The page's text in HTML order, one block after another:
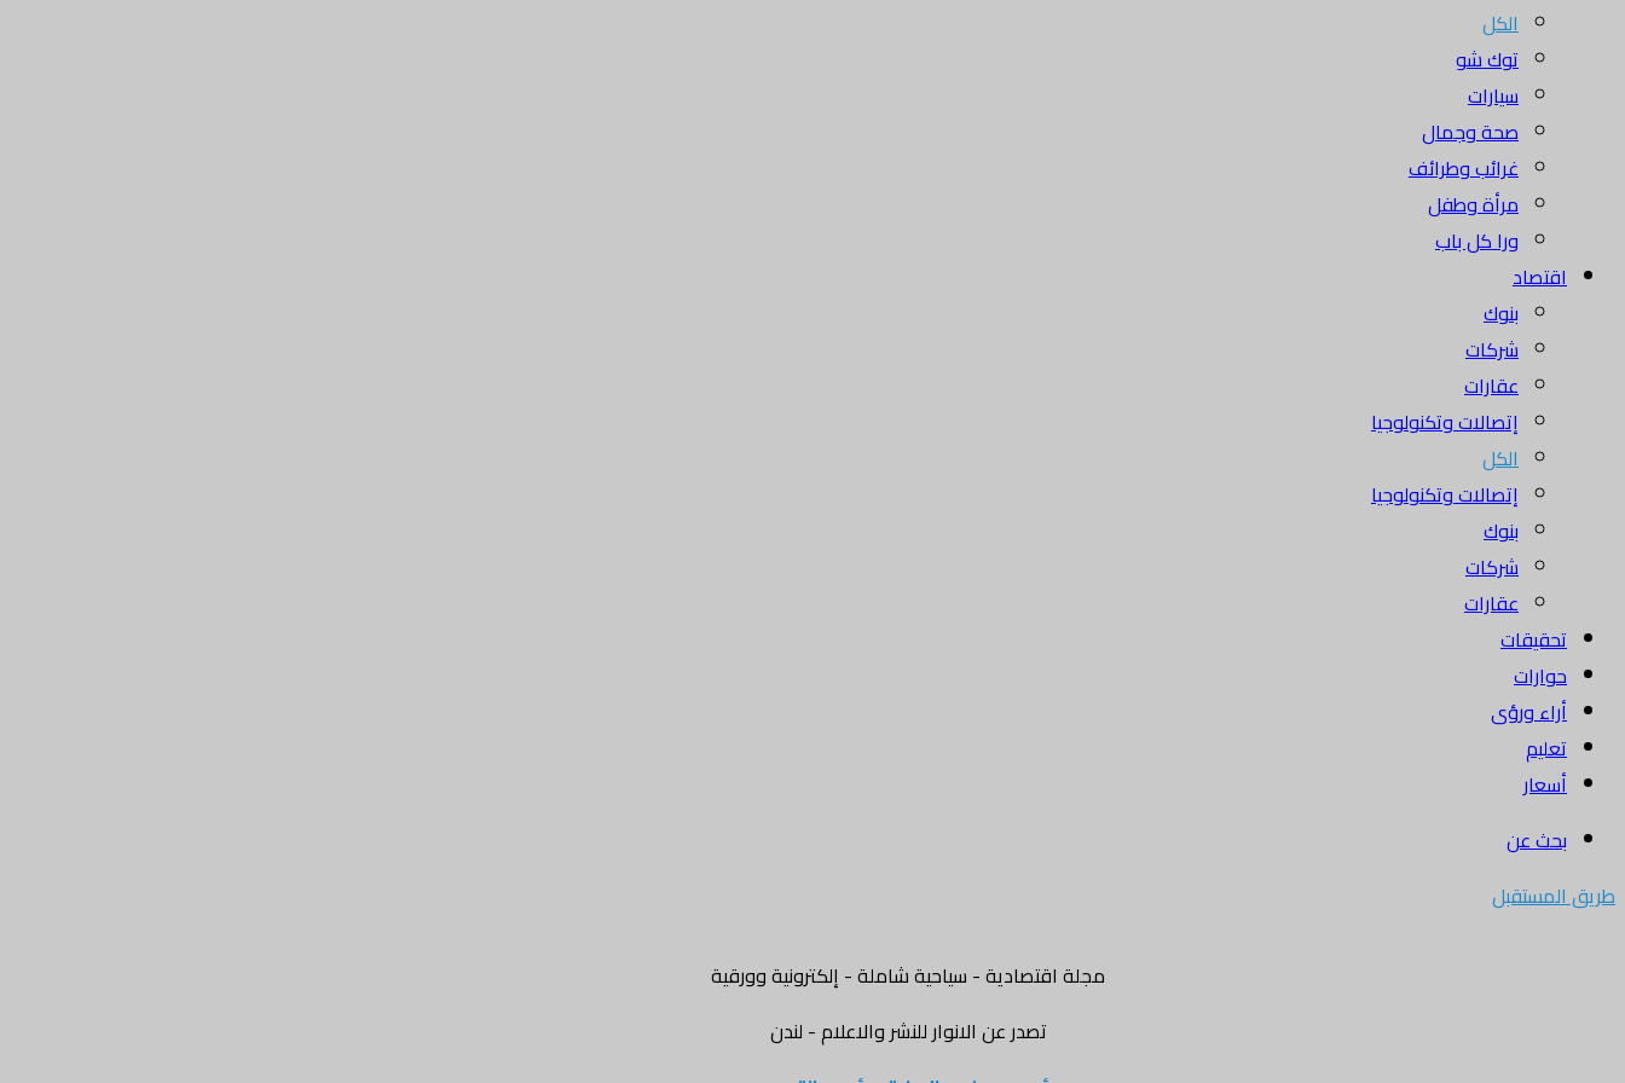
الكل
توك شو
سيارات
صحة وجمال
غرائب وطرائف
مرأة وطفل
ورا كل باب
اقتصاد
بنوك
شركات
عقارات
إتصالات وتكنولوجيا
الكل
إتصالات وتكنولوجيا
بنوك
شركات
عقارات
تحقيقات
حوارات
أراء ورؤى
تعليم
أسعار
بحث عن
طريق المستقبل
مجلة اقتصادية - سياحية شاملة - إلكترونية وورقية
تصدر عن الانوار للنشر والاعلام - لندن